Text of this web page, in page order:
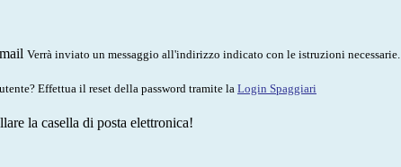
Verrà inviato un messaggio all'indirizzo indicato con le istruzioni necessarie.
Effettua il reset della password tramite la Login Spaggiari
la casella di posta elettronica!